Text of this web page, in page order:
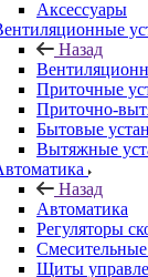
Аксессуары
Назад
Приточные
Приточно-
Бытовые
Вытяжные
Назад
Автоматика
Регуляторы
Щиты